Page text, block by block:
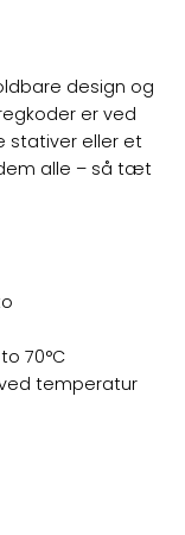
design og
er ved
stativer eller et
alle – så tæt
70°C
temperatur